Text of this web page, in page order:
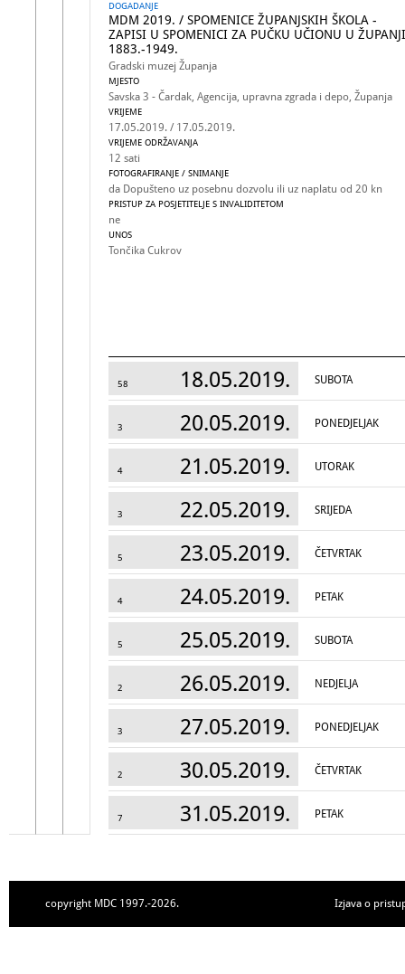
DOGADANJE
MDM 2019. / SPOMENICE ŽUPANJSKIH ŠKOLA -
ZAPISI U SPOMENICI ZA PUČKU UČIONU U
1883.-1949.
Gradski muzej Županja
MJESTO
Savska 3 - Čardak, Agencija, upravna zgrada i depo, Županja
VRIJEME
17.05.2019. / 17.05.2019.
VRIJEME ODRŽAVANJA
12 sati
FOTOGRAFIRANJE / SNIMANJE
da Dopušteno uz posebnu dozvolu ili uz naplatu od 20 kn
PRISTUP ZA POSJETITELJE S INVALIDITETOM
ne
UNOS
Tončika Cukrov
58 18.05.2019. SUBOTA
3 20.05.2019. PONEDJELJAK
4 21.05.2019. UTORAK
3 22.05.2019. SRIJEDA
5 23.05.2019. ČETVRTAK
4 24.05.2019. PETAK
5 25.05.2019. SUBOTA
2 26.05.2019. NEDJELJA
3 27.05.2019. PONEDJELJAK
2 30.05.2019. ČETVRTAK
7 31.05.2019. PETAK
copyright MDC 1997.-2026. Izjava o